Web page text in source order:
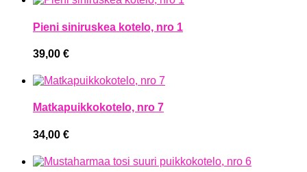
Pieni siniruskea kotelo, nro 1
39,00 €
Matkapuikkokotelo, nro 7
34,00 €